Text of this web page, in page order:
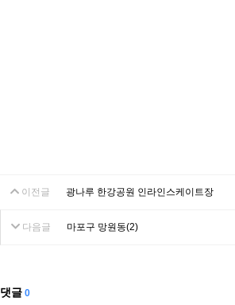
이전글 광나루 한강공원 인라인스케이트장
다음글 마포구 망원동(2)
댓글 0